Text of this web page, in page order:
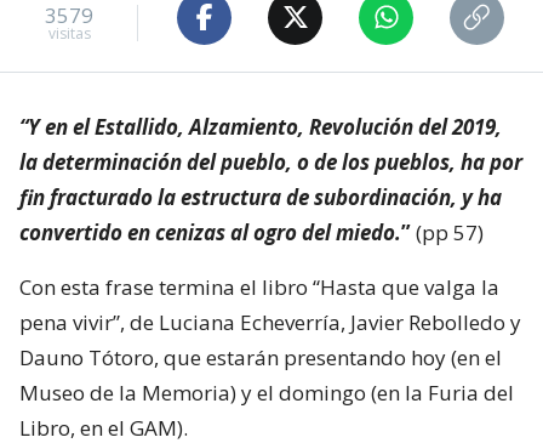
3579
visitas
“Y en el Estallido, Alzamiento, Revolución del 2019,
la determinación del pueblo, o de los pueblos, ha por
fin fracturado la estructura de subordinación, y ha
convertido en cenizas al ogro del miedo.”(pp 57)
Con esta frase termina el libro “Hasta que valga la
pena vivir”, de Luciana Echeverría, Javier Rebolledo y
Dauno Tótoro, que estarán presentando hoy (en el
Museo de la Memoria) y el domingo (en la Furia del
Libro, en el GAM).